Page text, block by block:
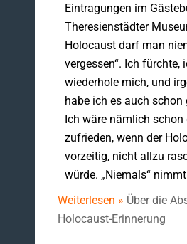
Eintragungen im
Theresienstädter
Holocaust darf man
vergessen“. Ich fürchte,
wiederhole mich, und
habe ich es auch schon
Ich wäre nämlich
zufrieden, wenn der
vorzeitig, nicht allzu
würde. „Niemals“
Weiterlesen » Über die
Holocaust-Erinnerung